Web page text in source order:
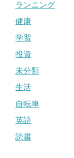
ランニング
健康
学習
投資
未分類
生活
自転車
英語
読書